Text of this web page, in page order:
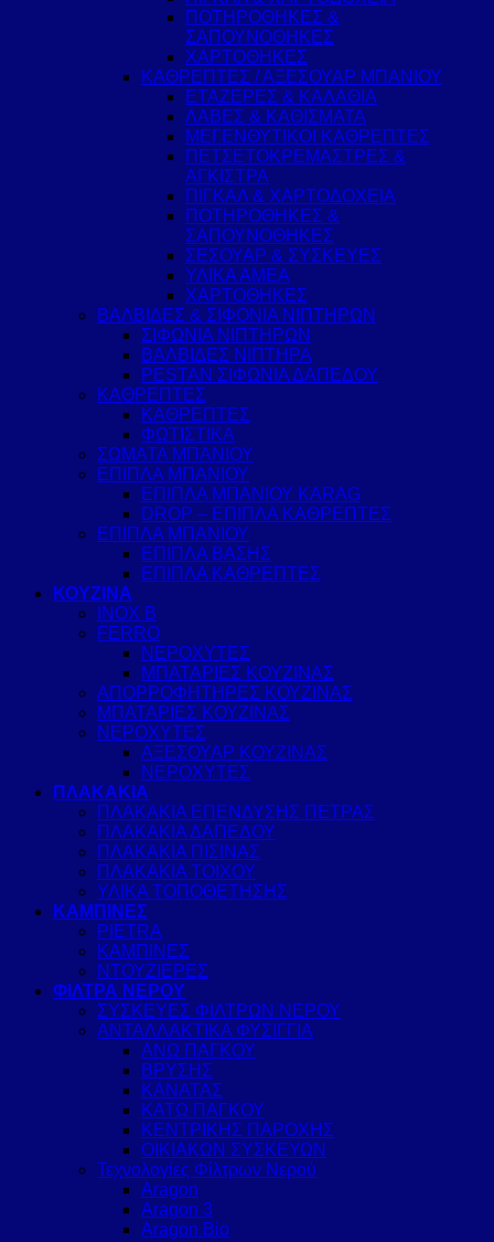
ΠΟΤΗΡΟΘΗΚΕΣ &
ΣΑΠΟΥΝΟΘΗΚΕΣ
ΧΑΡΤΟΘΗΚΕΣ
ΚΑΘΡΕΠΤΕΣ / ΑΞΕΣΟΥΑΡ ΜΠΑΝΙΟΥ
ΕΤΑΖΕΡΕΣ & ΚΑΛΑΘΙΑ
ΛΑΒΕΣ & ΚΑΘΙΣΜΑΤΑ
ΜΕΓΕΝΘΥΤΙΚΟΙ ΚΑΘΡΕΠΤΕΣ
ΠΕΤΣΕΤΟΚΡΕΜΑΣΤΡΕΣ &
ΑΓΚΙΣΤΡΑ
ΠΙΓΚΑΛ & ΧΑΡΤΟΔΟΧΕΙΑ
ΠΟΤΗΡΟΘΗΚΕΣ &
ΣΑΠΟΥΝΟΘΗΚΕΣ
ΣΕΣΟΥΑΡ & ΣΥΣΚΕΥΕΣ
ΥΛΙΚΑ ΑΜΕΑ
ΧΑΡΤΟΘΗΚΕΣ
ΒΑΛΒΙΔΕΣ & ΣΙΦΟΝΙΑ ΝΙΠΤΗΡΩΝ
ΣΙΦΩΝΙΑ ΝΙΠΤΗΡΩΝ
ΒΑΛΒΙΔΕΣ ΝΙΠΤΗΡΑ
PESTAN ΣΙΦΩΝΙΑ ΔΑΠΕΔΟΥ
ΚΑΘΡΕΠΤΕΣ
ΚΑΘΡΕΠΤΕΣ
ΦΩΤΙΣΤΙΚΑ
ΣΩΜΑΤΑ ΜΠΑΝΙΟΥ
ΕΠΙΠΛΑ ΜΠΑΝΙΟΥ
ΕΠΙΠΛΑ ΜΠΑΝΙΟΥ KARAG
DROP – ΕΠΙΠΛΑ ΚΑΘΡΕΠΤΕΣ
ΕΠΙΠΛΑ ΜΠΑΝΙΟΥ
ΕΠΙΠΛΑ ΒΑΣΗΣ
ΕΠΙΠΛΑ ΚΑΘΡΕΠΤΕΣ
ΚΟΥΖΙΝΑ
INOX B
FERRO
ΝΕΡΟΧΥΤΕΣ
ΜΠΑΤΑΡΙΕΣ ΚΟΥΖΙΝΑΣ
ΑΠΟΡΡΟΦΗΤΗΡΕΣ ΚΟΥΖΙΝΑΣ
ΜΠΑΤΑΡΙΕΣ ΚΟΥΖΙΝΑΣ
ΝΕΡΟΧΥΤΕΣ
ΑΞΕΣΟΥΑΡ ΚΟΥΖΙΝΑΣ
ΝΕΡΟΧΥΤΕΣ
ΠΛΑΚΑΚΙΑ
ΠΛΑΚΑΚΙΑ ΕΠΕΝΔΥΣΗΣ ΠΕΤΡΑΣ
ΠΛΑΚΑΚΙΑ ΔΑΠΕΔΟΥ
ΠΛΑΚΑΚΙΑ ΠΙΣΙΝΑΣ
ΠΛΑΚΑΚΙΑ ΤΟΙΧΟΥ
ΥΛΙΚΑ ΤΟΠΟΘΕΤΗΣΗΣ
ΚΑΜΠΙΝΕΣ
PIETRA
ΚΑΜΠΙΝΕΣ
ΝΤΟΥΖΙΕΡΕΣ
ΦΙΛΤΡΑ ΝΕΡΟΥ
ΣΥΣΚΕΥΕΣ ΦΙΛΤΡΩΝ ΝΕΡΟΥ
ΑΝΤΑΛΛΑΚΤΙΚΑ ΦΥΣΙΓΓΙΑ
ΑΝΩ ΠΑΓΚΟΥ
ΒΡΥΣΗΣ
ΚΑΝΑΤΑΣ
ΚΑΤΩ ΠΑΓΚΟΥ
ΚΕΝΤΡΙΚΗΣ ΠΑΡΟΧΗΣ
ΟΙΚΙΑΚΩΝ ΣΥΣΚΕΥΩΝ
Τεχνολογίες Φίλτρων Νερού
Aragon
Aragon 3
Aragon Bio